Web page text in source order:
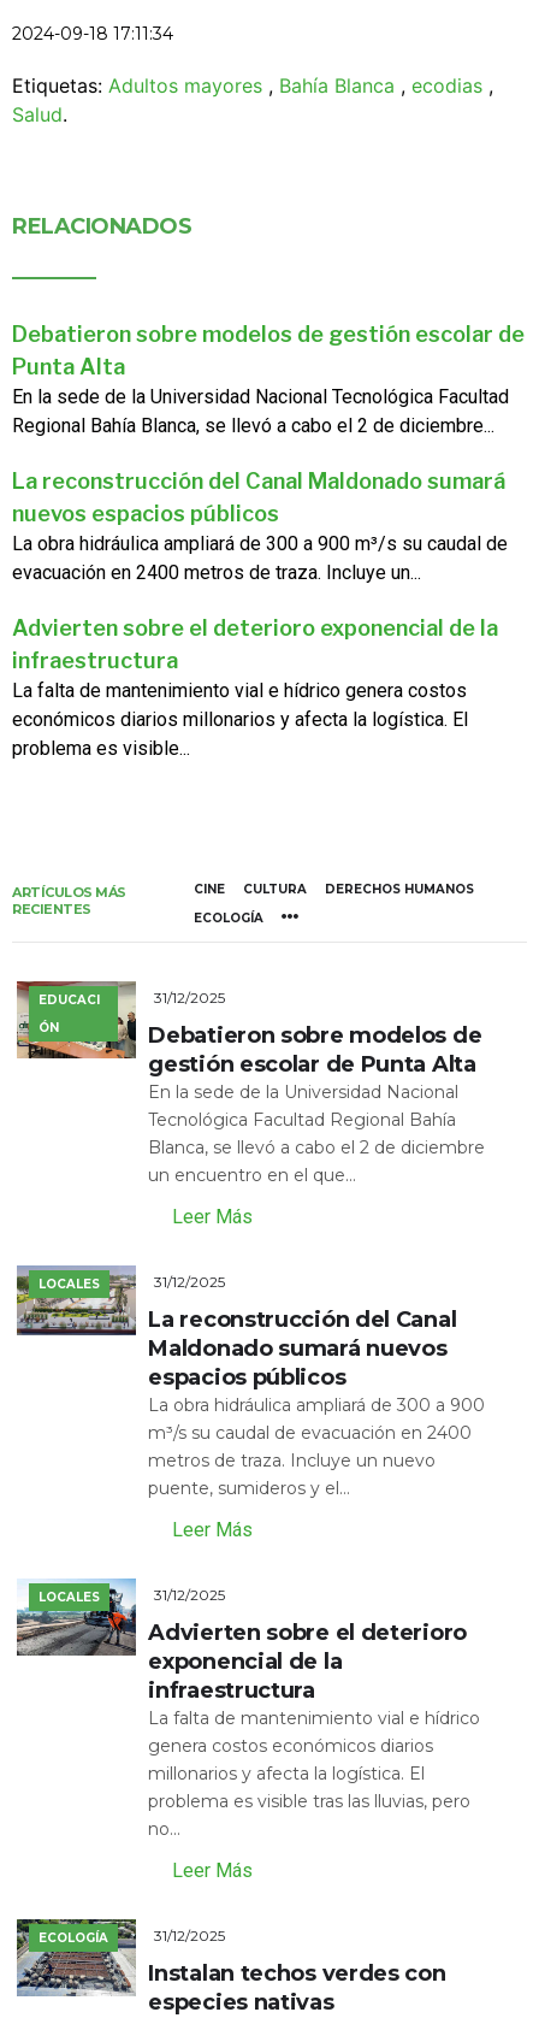
2024-09-18 17:11:34
Etiquetas: Adultos mayores , Bahía Blanca , ecodias ,
Salud.
RELACIONADOS
Debatieron sobre modelos de gestión escolar de
Punta Alta
En la sede de la Universidad Nacional Tecnológica Facultad
Regional Bahía Blanca, se llevó a cabo el 2 de diciembre...
La reconstrucción del Canal Maldonado sumará
nuevos espacios públicos
La obra hidráulica ampliará de 300 a 900 m³/s su caudal de
evacuación en 2400 metros de traza. Incluye un...
Advierten sobre el deterioro exponencial de la
infraestructura
La falta de mantenimiento vial e hídrico genera costos
económicos diarios millonarios y afecta la logística. El
problema es visible...
ARTÍCULOS MÁS
RECIENTES
CINE CULTURA
DERECHOS HUMANOS
ECOLOGÍA
EDUCACI
ÓN
31/12/2025
Debatieron sobre modelos de
gestión escolar de Punta Alta
En la sede de la Universidad Nacional
Tecnológica Facultad Regional Bahía
Blanca, se llevó a cabo el 2 de diciembre
un encuentro en el que...
Leer Más
LOCALES 31/12/2025
La reconstrucción del Canal
Maldonado sumará nuevos
espacios públicos
La obra hidráulica ampliará de 300 a 900
m³/s su caudal de evacuación en 2400
metros de traza. Incluye un nuevo
puente, sumideros y el...
Leer Más
LOCALES 31/12/2025
Advierten sobre el deterioro
exponencial de la
infraestructura
La falta de mantenimiento vial e hídrico
genera costos económicos diarios
millonarios y afecta la logística. El
problema es visible tras las lluvias, pero
no...
Leer Más
ECOLOGÍA 31/12/2025
Instalan techos verdes con
especies nativas